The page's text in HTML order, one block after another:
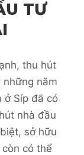
TƯ
thu hút
những năm
ở Síp đã có
nhà đầu
sở hữu
có thể